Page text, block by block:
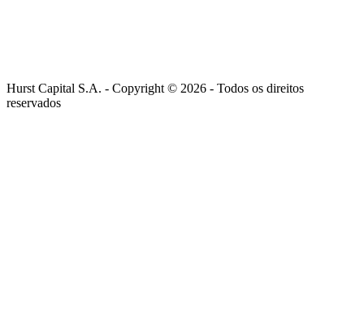
Hurst Capital S.A. - Copyright © 2026 - Todos os direitos
reservados